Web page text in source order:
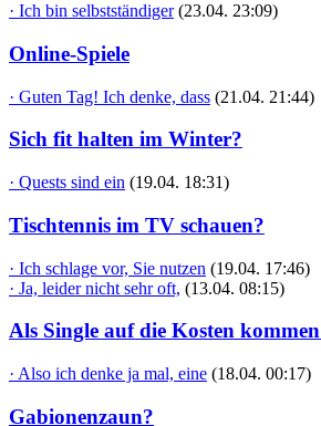
· Ich bin selbstständiger (23.04. 23:09)
Online-Spiele
· Guten Tag! Ich denke, dass (21.04. 21:44)
Sich fit halten im Winter?
· Quests sind ein (19.04. 18:31)
Tischtennis im TV schauen?
· Ich schlage vor, Sie nutzen (19.04. 17:46)
· Ja, leider nicht sehr oft, (13.04. 08:15)
Als Single auf die Kosten
· Also ich denke ja mal, eine (18.04. 00:17)
Gabionenzaun?